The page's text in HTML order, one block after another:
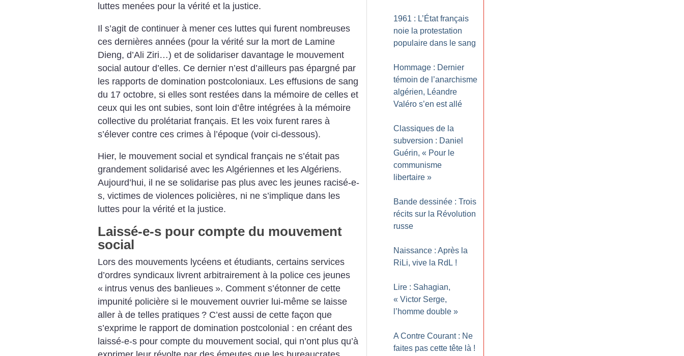
luttes menées pour la vérité et la justice.
Il s’agit de continuer à mener ces luttes qui furent nombreuses
ces dernières années (pour la vérité sur la mort de Lamine
Dieng, d’Ali Ziri…) et de solidariser davantage le mouvement
social autour d’elles. Ce dernier n’est d’ailleurs pas épargné par
les rapports de domination postcoloniaux. Les effusions de sang
du 17 octobre, si elles sont restées dans la mémoire de celles et
ceux qui les ont subies, sont loin d’être intégrées à la mémoire
collective du prolétariat français. Et les voix furent rares à
s’élever contre ces crimes à l’époque (voir ci-dessous).
Hier, le mouvement social et syndical français ne s’était pas
grandement solidarisé avec les Algériennes et les Algériens.
Aujourd’hui, il ne se solidarise pas plus avec les jeunes racisé-e-
s, victimes de violences policières, ni ne s’implique dans les
luttes pour la vérité et la justice.
Laissé-e-s pour compte du mouvement
social
Lors des mouvements lycéens et étudiants, certains services
d’ordres syndicaux livrent arbitrairement à la police ces jeunes
« intrus venus des banlieues ». Comment s’étonner de cette
impunité policière si le mouvement ouvrier lui-même se laisse
aller à de telles pratiques ? C’est aussi de cette façon que
s’exprime le rapport de domination postcolonial : en créant des
laissé-e-s pour compte du mouvement social, qui n’ont plus qu’à
1961 : L’État français
noie la protestation
populaire dans le sang
Hommage : Dernier
témoin de l’anarchisme
algérien, Léandre
Valéro s’en est allé
Classiques de la
subversion : Daniel
Guérin, « Pour le
communisme
libertaire »
Bande dessinée : Trois
récits sur la Révolution
russe
Naissance : Après la
RiLi, vive la RdL !
Lire : Sahagian,
« Victor Serge,
l’homme double »
A Contre Courant : Ne
faites pas cette tête là !